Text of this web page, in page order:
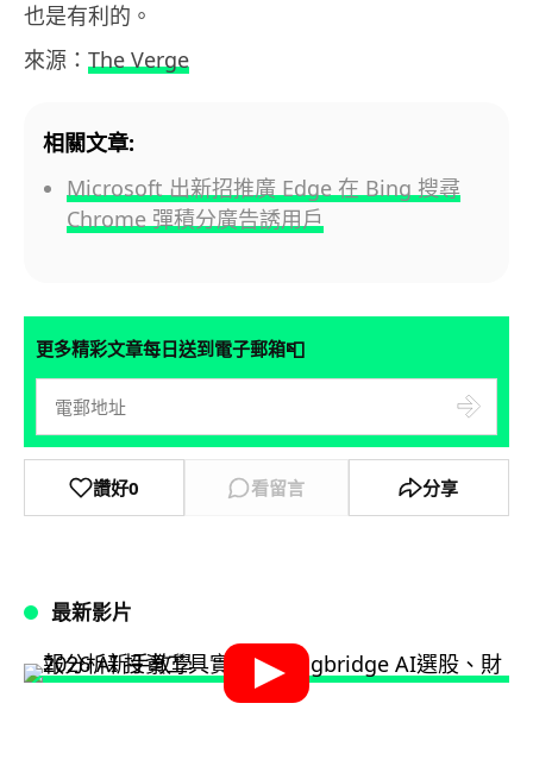
也是有利的。
來源： The Verge
相關文章:
Microsoft 出新招推廣 Edge 在 Bing 搜尋
Chrome 彈積分廣告誘用戶
更多精彩文章每日送到電子郵箱📮
讚好0 看留言 分享
最新影片